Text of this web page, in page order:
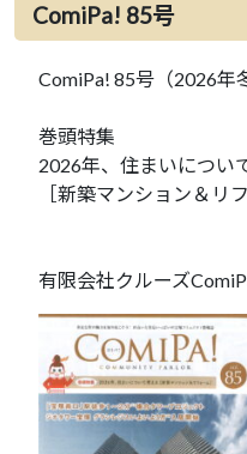
ComiPa! 85号
ComiPa! 85号（2026年
巻頭特集
2026年、住まいについ
［新築マンション＆リ
有限会社クルーズ